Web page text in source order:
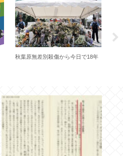
秋葉原無差別殺傷から今日で18年